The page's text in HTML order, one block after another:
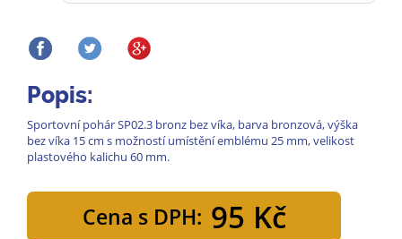
Popis:
Sportovní pohár SP02.3 bronz bez víka, barva bronzová, výška
bez víka 15 cm s možností umístění emblému 25 mm, velikost
plastového kalichu 60 mm.
Cena s DPH: 95 Kč